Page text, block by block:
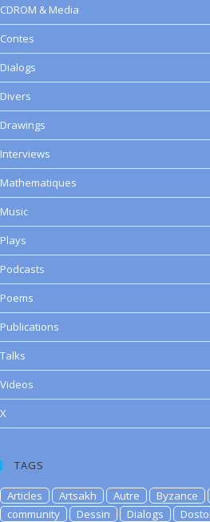
CDROM & Media
Contes
Dialogs
Divers
Drawings
Interviews
Mathematiques
Music
Plays
Podcasts
Poems
Publications
Talks
Videos
X
TAGS
Articles Artsakh Autre Byzance
community
Dessin Dialogs